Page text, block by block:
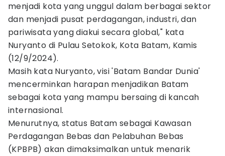
menjadi kota yang unggul dalam berbagai sektor
dan menjadi pusat perdagangan, industri, dan
pariwisata yang diakui secara global," kata
Nuryanto di Pulau Setokok, Kota Batam, Kamis
(12/9/2024).
Masih kata Nuryanto, visi 'Batam Bandar Dunia'
mencerminkan harapan menjadikan Batam
sebagai kota yang mampu bersaing di kancah
internasional.
Menurutnya, status Batam sebagai Kawasan
Perdagangan Bebas dan Pelabuhan Bebas
(KPBPB) akan dimaksimalkan untuk menarik